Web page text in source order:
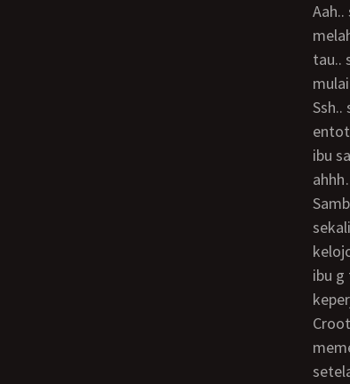
aah.. sayaaaang… enak rik.. terussss.. sssssh.. ya sayang.., nafas ibu terburu.. aku pun
tau..
ssh.. sssh.. bu.. bu… sssh… ahh.. ahh.. ahh.. buu.. bu… ibu mendesah.. terus rik.. rik..
ibu
sambil kontol ku keluar masuk memek ibu.. aku mulai menjilati betis ibu.. sambil
ibu g
Croot.. crooot… akhirnya ibu keluar berbarengan dgn semprotan pejuku di dalam